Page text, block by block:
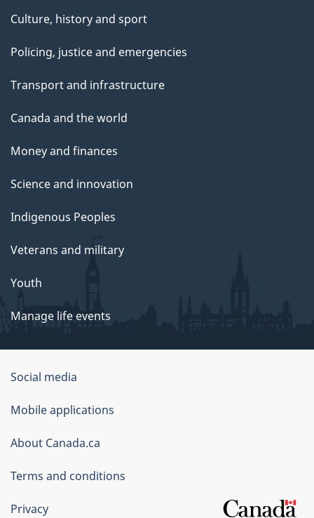
Culture, history and sport
Policing, justice and emergencies
Transport and infrastructure
Canada and the world
Money and finances
Science and innovation
Indigenous Peoples
Veterans and military
Youth
Manage life events
Government
of
Canada
Corporate
Social media
Mobile applications
About Canada.ca
Terms and conditions
Privacy